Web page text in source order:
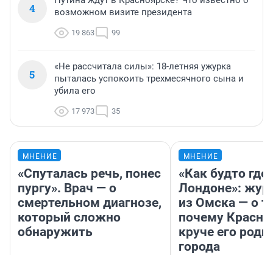
4
возможном визите президента
19 863 99
5
«Не рассчитала силы»: 18-летняя ужурка
пыталась успокоить трехмесячного сына и
убила его
17 973 35
МНЕНИЕ
«Спуталась речь, понес
пургу». Врач — о
смертельном диагнозе,
который сложно
обнаружить
МНЕНИЕ
«Как будто
Лондоне»:
из Омска — о
почему
круче его
города